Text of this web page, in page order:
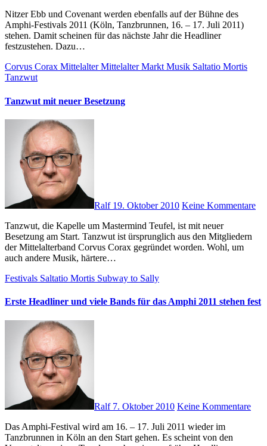
Nitzer Ebb und Covenant werden ebenfalls auf der Bühne des
Amphi-Festivals 2011 (Köln, Tanzbrunnen, 16. – 17. Juli 2011)
stehen. Damit scheinen für das nächste Jahr die Headliner
festzustehen. Dazu…
Corvus Corax MittelalterMittelalter MarktMusik Saltatio Mortis
Tanzwut
Tanzwut mit neuer Besetzung
Ralf 19. Oktober 2010 Keine Kommentare
Tanzwut, die Kapelle um Mastermind Teufel, ist mit neuer
Besetzung am Start. Tanzwut ist ürsprunglich aus den Mitgliedern
der Mittelalterband Corvus Corax gegründet worden. Wohl, um
auch andere Musik, härtere…
Festivals Saltatio Mortis Subway to Sally
Erste Headliner und viele Bands für das Amphi 2011 stehen fest
Ralf 7. Oktober 2010 Keine Kommentare
Das Amphi-Festival wird am 16. – 17. Juli 2011 wieder im
Tanzbrunnen in Köln an den Start gehen. Es scheint von den